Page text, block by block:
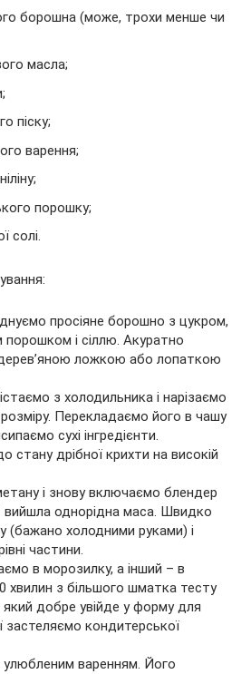
борошна (може, трохи менше чи
масла;
піску;
варення;
порошку;
солі.
просіяне борошно з цукром,
порошком і сіллю. Акуратно
ложкою або лопаткою
з холодильника і нарізаємо
Перекладаємо його в чашу
сухі інгредієнти.
стану дрібної крихти на високій
і знову включаємо блендер
вийшла однорідна маса. Швидко
(бажано холодними руками) і
частини.
в морозилку, а інший – в
хвилин з більшого шматка тесту
добре увійде у форму для
застеляємо кондитерської
варенням. Його